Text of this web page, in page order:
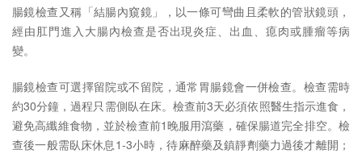
腸鏡檢查又稱「結腸內窺鏡」，以一條可彎曲且柔軟的管狀鏡頭，
經由肛門進入大腸內檢查是否出現炎症、出血、瘜肉或腫瘤等病
變。
腸鏡檢查可選擇留院或不留院，通常胃腸鏡會一併檢查。檢查需時
約30分鐘，過程只需側臥在床。檢查前3天必須依照醫生指示進食，
避免高纖維食物，並於檢查前1晚服用瀉藥，確保腸道完全排空。檢
查後一般需臥床休息1-3小時，待麻醉藥及鎮靜劑藥力過後才離開；